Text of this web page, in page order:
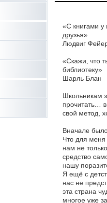
«С книгами у
друзья»
Людвиг
«Скажи, что
библиотеку»
Шарль Блан
Школьникам
прочитать…
свой метод,
Вначале
Что для меня
нам не
средство
нашу
Я ещё с
нас не
эта страна
многое уже